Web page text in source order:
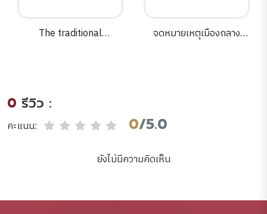
The traditional
จดหมายเหตุเมืองถลาง
0 รีวิว :
คะแนน: 0/5.0
ยังไม่มีความคิดเห็น